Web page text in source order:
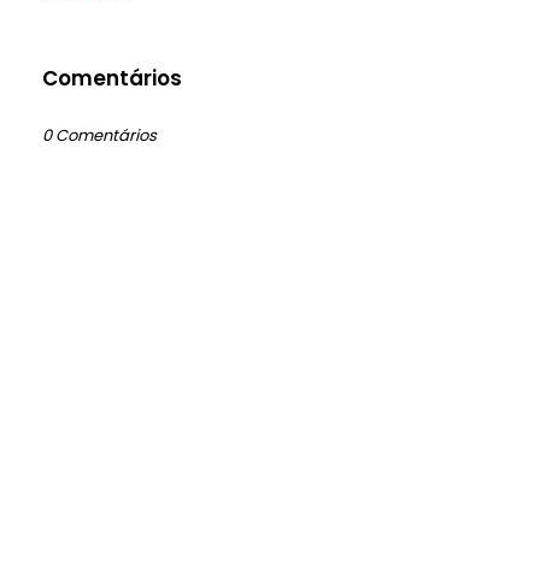
Comentários
0 Comentários